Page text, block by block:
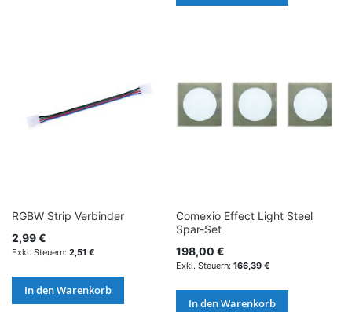
RGBW Strip Verbinder
2,99 €
2,51 €
In den Warenkorb
Comexio Effect Light Steel
Spar-Set
198,00 €
166,39 €
In den Warenkorb